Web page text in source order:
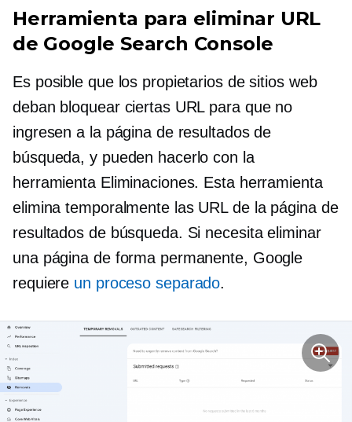
Herramienta para eliminar URL
de Google Search Console
Es posible que los propietarios de sitios web
deban bloquear ciertas URL para que no
ingresen a la página de resultados de
búsqueda, y pueden hacerlo con la
herramienta Eliminaciones. Esta herramienta
elimina temporalmente las URL de la página de
resultados de búsqueda. Si necesita eliminar
una página de forma permanente, Google
requiere un proceso separado.